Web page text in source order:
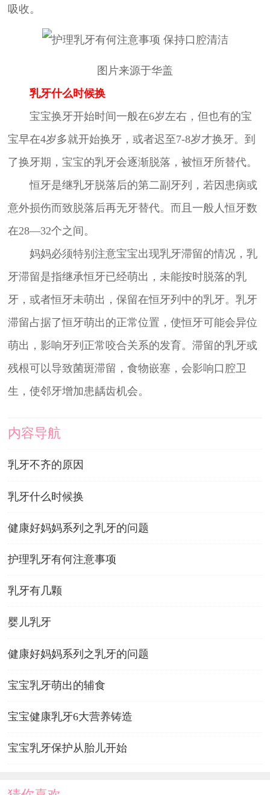
吸收。
图片来源于华盖
乳牙什么时候换
宝宝换牙开始时间一般在6岁左右，但也有的宝
宝早在4岁多就开始换牙，或者迟至7-8岁才换牙。到
了换牙期，宝宝的乳牙会逐渐脱落，被恒牙所替代。
恒牙是继乳牙脱落后的第二副牙列，若因患病或
意外损伤而致脱落后再无牙替代。而且一般人恒牙数
在28—32个之间。
妈妈必须特别注意宝宝出现乳牙滞留的情况，乳
牙滞留是指继承恒牙已经萌出，未能按时脱落的乳
牙，或者恒牙未萌出，保留在恒牙列中的乳牙。乳牙
滞留占据了恒牙萌出的正常位置，使恒牙可能会异位
萌出，影响牙列正常咬合关系的发育。滞留的乳牙或
残根可以导致菌斑滞留，食物嵌塞，会影响口腔卫
生，使邻牙增加患龋齿机会。
内容导航
乳牙不齐的原因
乳牙什么时候换
健康好妈妈系列之乳牙的问题
护理乳牙有何注意事项
乳牙有几颗
婴儿乳牙
健康好妈妈系列之乳牙的问题
宝宝乳牙萌出的辅食
宝宝健康乳牙6大营养铸造
宝宝乳牙保护从胎儿开始